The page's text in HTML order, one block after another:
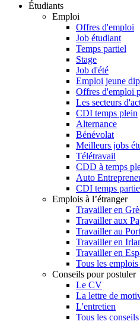
Étudiants
Emploi
Offres d'emploi
Job étudiant
Temps partiel
Stage
Job d'été
Emploi jeune
Offres d'emploi
Les secteurs
CDI temps plein
Alternance
Bénévolat
Meilleurs jobs
Télétravail
CDD à temps
Auto
CDI temps
Emplois à l’étranger
Travailler en
Travailler aux
Travailler au
Travailler en
Travailler en
Tous les
Conseils pour postuler
Le CV
La lettre de
L'entretien
Tous les